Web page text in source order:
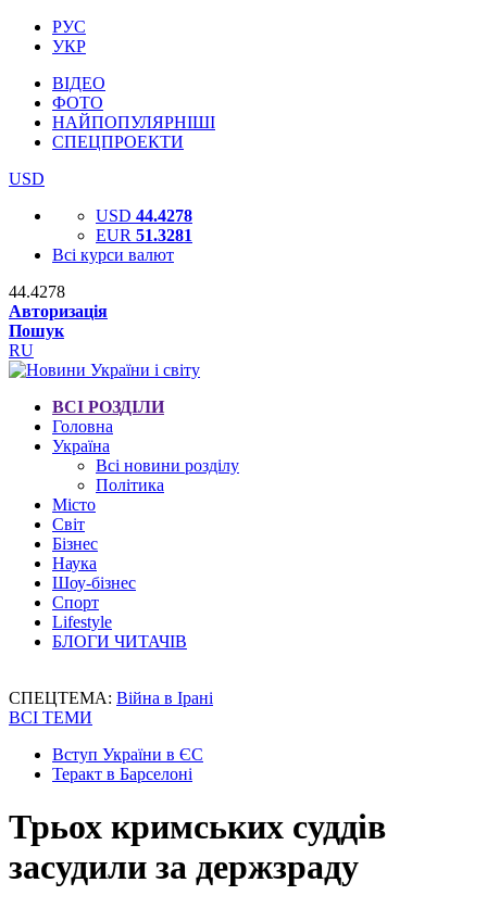
РУС
УКР
ВІДЕО
ФОТО
НАЙПОПУЛЯРНІШІ
СПЕЦПРОЕКТИ
USD
USD 44.4278
EUR 51.3281
Всі курси валют
44.4278
Авторизація
Пошук
RU
ВСІ РОЗДІЛИ
Головна
Україна
Всі новини розділу
Політика
Місто
Світ
Бізнес
Наука
Шоу-бізнес
Спорт
Lifestyle
БЛОГИ ЧИТАЧІВ
СПЕЦТЕМА: Війна в Ірані
ВСІ ТЕМИ
Вступ України в ЄС
Теракт в Барселоні
Трьох кримських суддів
засудили за держзраду